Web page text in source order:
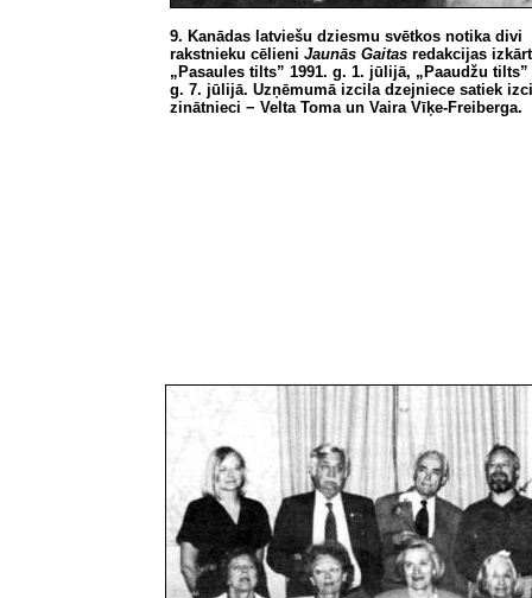
9. Kanādas latviešu dziesmu svētkos notika divi
rakstnieku cēlieni Jaunās Gaitas redakcijas
„Pasaules tilts” 1991. g. 1. jūlijā, „Paaudžu tilts”
g. 7. jūlijā. Uzņēmumā izcila dzejniece satiek
zinātnieci − Velta Toma un Vaira Vīķe-Freiberga.